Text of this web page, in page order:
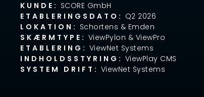
KUNDE: SCORE GmbH
ETABLERINGSDATO: Q2 2026
LOKATION: Schortens & Emden
SKÆRMTYPE: ViewPylon & ViewPro
ETABLERING: ViewNet Systems
INDHOLDSSTYRING: ViewPlay CMS
SYSTEM DRIFT: ViewNet Systems